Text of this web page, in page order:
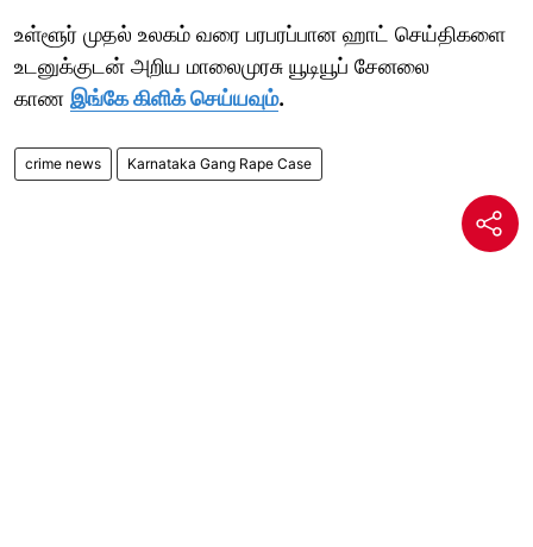
உள்ளூர் முதல் உலகம் வரை பரபரப்பான ஹாட் செய்திகளை
உடனுக்குடன் அறிய மாலைமுரசு யூடியூப் சேனலை
காண இங்கே கிளிக் செய்யவும்.
crime news Karnataka Gang Rape Case